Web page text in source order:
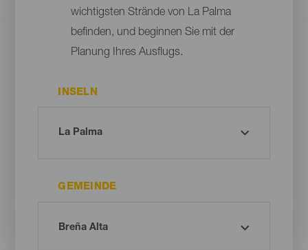
wichtigsten Strände von La Palma
befinden, und beginnen Sie mit der
Planung Ihres Ausflugs.
INSELN
GEMEINDE